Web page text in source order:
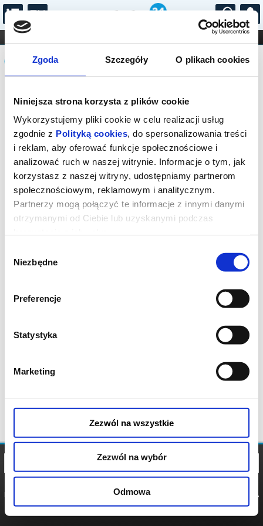
Zgoda Szczegóły O plikach cookies
Niniejsza strona korzysta z plików cookie
Wykorzystujemy pliki cookie w celu realizacji usług
zgodnie z Polityką cookies, do spersonalizowania treści
i reklam, aby oferować funkcje społecznościowe i
analizować ruch w naszej witrynie. Informacje o tym, jak
korzystasz z naszej witryny, udostępniamy partnerom
społecznościowym, reklamowym i analitycznym.
Partnerzy mogą połączyć te informacje z innymi danymi
otrzymanymi od Ciebie lub uzyskanymi podczas
zgody
Niezbędne
Preferencje
Statystyka
Marketing
Zezwól na wszystkie
Zezwól na wybór
Odmowa
...
FILHARMONIA OPERA I BALET
STAND-UP
DLA DZIECI
Komunikat
Sprzedaż biletów on-line na wydarzenie
została zakończona.
POLITYKA
POLITYKA